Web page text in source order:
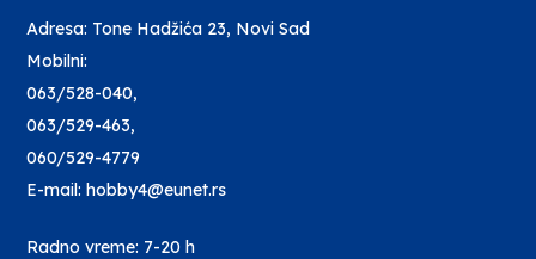
Adresa: Tone Hadžića 23, Novi Sad
Mobilni:
063/528-040,
063/529-463,
060/529-4779
E-mail: hobby4@eunet.rs
Radno vreme: 7-20 h